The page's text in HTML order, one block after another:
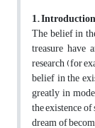
1. Introduction
The belief in
treasure have
research (for
belief in the
greatly in
the existence
dream of